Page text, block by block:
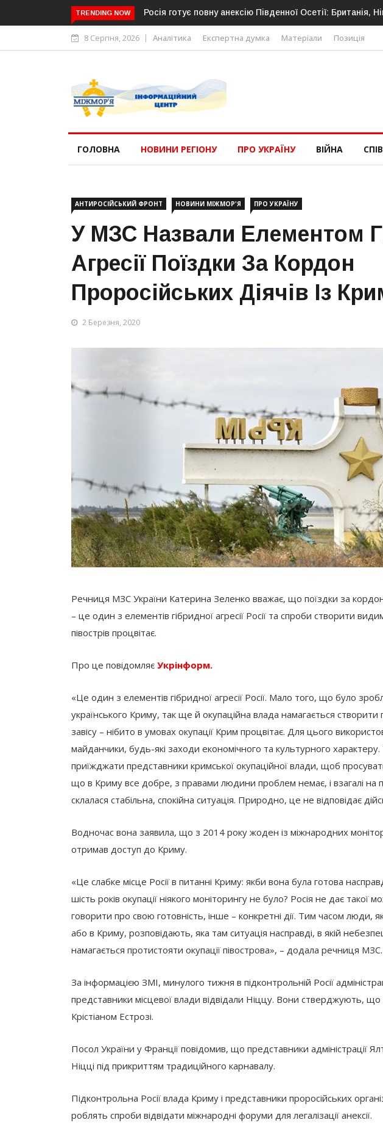
TRENDING NOW Росія готує повну анексію Південної Осетії: Британія,
8 Серпня, 2026 Аналітика Експертна думка Матеріали Позиція
ГОЛОВНА НОВИНИ РЕГІОНУ ПРО УКРАЇНУ ВІЙНА
АНТИРОСІЙСЬКИЙ ФРОНТ НОВИНИ МІЖМОР'Я ПРО УКРАЇНУ
У МЗС Назвали Елементом
Агресії Поїздки За Кордон
Проросійських Діячів Із
2 Березня, 2020
Речниця МЗС України Катерина Зеленко вважає, що поїздки за кордон
– це один з елементів гібридної агресії Росії та спроби створити
півострів процвітає.
Про це повідомляє Укрінформ.
«Це один з елементів гібридної агресії Росії. Мало того, що було
українського Криму, так ще й окупаційна влада намагається
завісу – нібито в умовах окупації Крим процвітає. Для цього
майданчики, будь-які заходи економічного та культурного
приїжджати представники кримської окупаційної влади, щоб
що в Криму все добре, з правами людини проблем немає, і взагалі на
склалася стабільна, спокійна ситуація. Природно, це не відповідає
Водночас вона заявила, що з 2014 року жоден із міжнародних
отримав доступ до Криму.
«Це слабке місце Росії в питанні Криму: якби вона була готова
шість років окупації ніякого моніторингу не було? Росія не дає такої
говорити про свою готовність, інше – конкретні дії. Тим часом люди,
або в Криму, розповідають, яка там ситуація насправді, в якій
намагається протистояти окупації півострова», – додала речниця МЗС.
За інформацією ЗМІ, минулого тижня в підконтрольній Росії
представники місцевої влади відвідали Ніццу. Вони стверджують,
Крістіаном Естрозі.
Посол України у Франції повідомив, що представники адміністрації
Ніцці під прикриттям традиційного карнавалу.
Підконтрольна Росії влада Криму і представники проросійських
роблять спроби відвідати міжнародні форуми для легалізації анексії.